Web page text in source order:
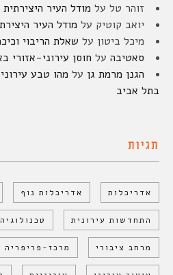
זוהר טל על מודל העיר
יואב קוטיק על מודל העיר
מיכל ביטון על שאלת הריבוי
סאטיבה על חוסן עירוני-
הגנן מרמת גן על מהו טבע
בתל אביב
תגיות
אדריכלות אדריכלות נוף
התחדשות עירונית טכנולוגיה
מרחב ציבורי מרכז-פריפריה